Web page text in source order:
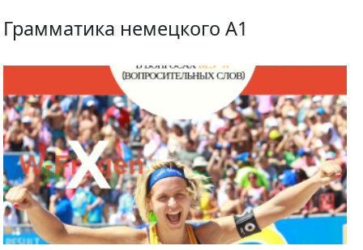
Грамматика немецкого A1